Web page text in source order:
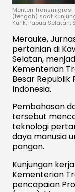
Menteri
(tengah) saat
Kurik, Papua Selatan,
Merauke,
pertanian di
Selatan,
Kementerian
Besar Republik
Indonesia.
Pembahasan
tersebut
teknologi
daya manusia
pangan.
Kunjungan
Kementerian
pencapaian